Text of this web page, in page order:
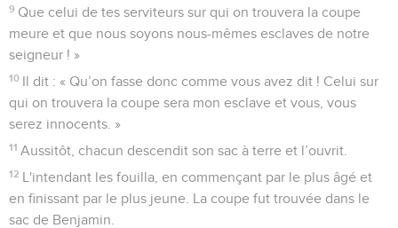
9 Que celui de tes serviteurs sur qui on trouvera la coupe
meure et que nous soyons nous-mêmes esclaves de notre
seigneur ! »
10 Il dit : « Qu’on fasse donc comme vous avez dit ! Celui sur
qui on trouvera la coupe sera mon esclave et vous, vous
serez innocents. »
11 Aussitôt, chacun descendit son sac à terre et l’ouvrit.
12 L'intendant les fouilla, en commençant par le plus âgé et
en finissant par le plus jeune. La coupe fut trouvée dans le
sac de Benjamin.